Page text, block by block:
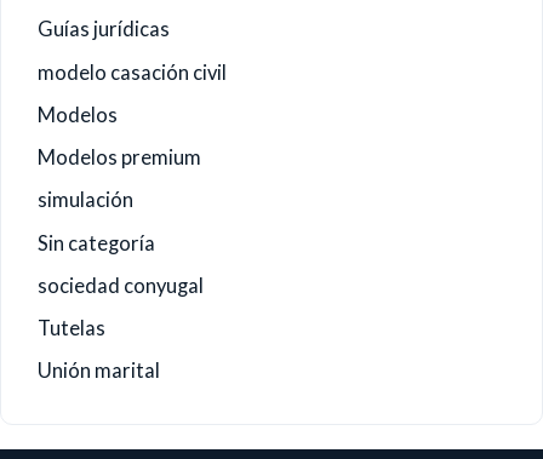
Guías jurídicas
modelo casación civil
Modelos
Modelos premium
simulación
Sin categoría
sociedad conyugal
Tutelas
Unión marital